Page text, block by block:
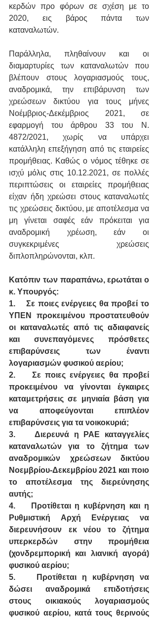
κερδών προ φόρων σε σχέση με το
2020, εις βάρος πάντα των
καταναλωτών.
Παράλληλα, πληθαίνουν και οι
διαμαρτυρίες των καταναλωτών που
βλέπουν στους λογαριασμούς τους,
αναδρομικά, την επιβάρυνση των
χρεώσεων δικτύου για τους μήνες
Νοέμβριος-Δεκέμβριος 2021, σε
εφαρμογή του άρθρου 33 του Ν.
4872/2021, χωρίς να υπάρχει
κατάλληλη επεξήγηση από τις εταιρείες
προμήθειας. Καθώς ο νόμος τέθηκε σε
ισχύ μόλις στις 10.12.2021, σε πολλές
περιπτώσεις οι εταιρείες προμήθειας
είχαν ήδη χρεώσει στους καταναλωτές
τις χρεώσεις δικτύου, με αποτέλεσμα να
μη γίνεται σαφές εάν πρόκειται για
αναδρομική χρέωση, εάν οι
συγκεκριμένες χρεώσεις
διπλοπληρώνονται, κλπ.
Κατόπιν των παραπάνω, ερωτάται ο
κ. Υπουργός:
1.
Σε ποιες ενέργειες θα προβεί το
ΥΠΕΝ προκειμένου προστατευθούν
οι καταναλωτές από τις αδιαφανείς
και συνεπαγόμενες πρόσθετες
επιβαρύνσεις των έναντι
λογαριασμών φυσικού αερίου;
2.
Σε ποιες ενέργειες θα προβεί
προκειμένου να γίνονται έγκαιρες
καταμετρήσεις σε μηνιαία βάση για
να αποφεύγονται επιπλέον
επιβαρύνσεις για τα νοικοκυριά;
3.
Διερευνά η ΡΑΕ καταγγελίες
καταναλωτών για το ζήτημα των
αναδρομικών χρεώσεων δικτύου
Νοεμβρίου-Δεκεμβρίου 2021 και ποιο
το αποτέλεσμα της διερεύνησης
αυτής;
4.
Προτίθεται η κυβέρνηση και η
Ρυθμιστική Αρχή Ενέργειας να
διερευνήσουν εκ νέου το ζήτημα
υπερκερδών στην προμήθεια
(χονδρεμπορική και λιανική αγορά)
φυσικού αερίου;
5.
Προτίθεται η κυβέρνηση να
δώσει αναδρομικά επιδοτήσεις
στους οικιακούς λογαριασμούς
φυσικού αερίου, κατά τους θερινούς